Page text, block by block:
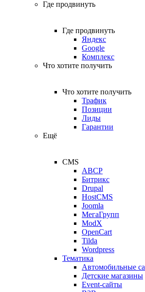
Где продвинуть
Где продвинуть
Яндекс
Google
Комплекс
Что хотите получить
Что хотите получить
Трафик
Позиции
Лиды
Гарантии
Ещё
CMS
ABCP
Битрикс
Drupal
HostCMS
Joomla
МегаГрупп
ModX
OpenCart
Tilda
Wordpress
Тематика
Автомобильные
Детские магазины
Event-сайты